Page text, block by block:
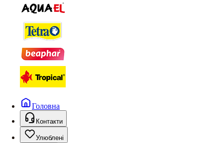
Головна
Контакти
Улюблені